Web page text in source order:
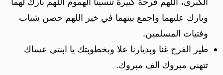
وبارك عليهما واجمع بينهما في خير اللهم حصن شباب
وفتيات المسلمين.
طير الفرح غنا وبديارنا علا وبخطوبتك يا ابنتي عساك
تتهني مبروك الف مبروك.